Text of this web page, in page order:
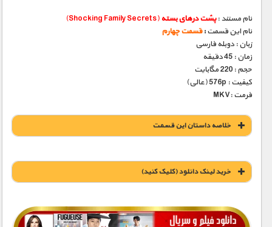
نام مستند :پشت درهای بسته(Shocking Family Secrets)
نام این قسمت:قسمت چهارم
زبان : دوبله فارسی
زمان : 45 دقیقه
حجم : 220 مگابایت
کیفیت : 576p (عالی)
فرمت :MKV
خلاصه داستان این قسمت
خريد لينک دانلود (کليک کنيد)
1900 تومان – خريد لينک دانلود (افزودن به سبد خريد)